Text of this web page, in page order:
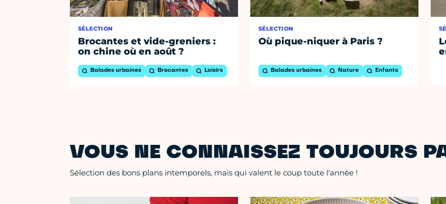
SÉLECTION
Brocantes et vide-greniers :
on chine où en août ?
Balades urbaines Brocantes Loisirs
SÉLECTION
Où pique-niquer à Paris ?
Balades urbaines Nature Enfants
VOUS NE CONNAISSEZ TOUJOURS
Sélection des bons plans intemporels, mais qui valent le coup toute l'année !